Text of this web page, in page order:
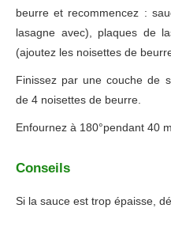
beurre et recommencez :
lasagne avec), plaques de
(ajoutez les noisettes de
Finissez par une couche de
de 4 noisettes de beurre.
Enfournez à 180°pendant 40
Conseils
Si la sauce est trop épaisse,